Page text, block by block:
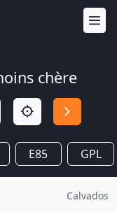
chère
E85 GPL
Calvados